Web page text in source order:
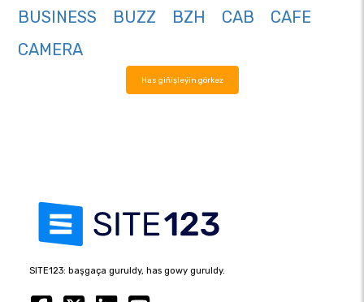
BUSINESS
BUZZ BZH CAB
CAFE
CAMERA
Has giňişleýin görkez
SITE123: başgaça guruldy, has gowy guruldy.